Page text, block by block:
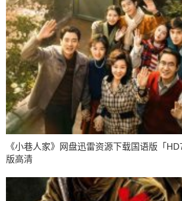
《小巷人家》网盘迅雷资源下载国语版「
版高清